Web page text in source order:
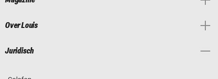
Over Louis
Juridisch